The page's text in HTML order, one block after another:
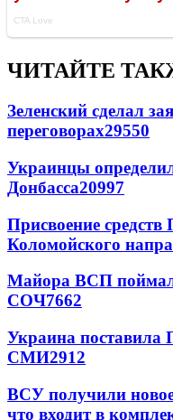
ЧИТАЙТЕ
Зеленский сделал
переговорах29550
Украинцы
Донбасса20997
Присвоение
Коломойского
Майора ВСП
СОЧ7662
Украина поставила
СМИ2912
ВСУ получили
что входит в